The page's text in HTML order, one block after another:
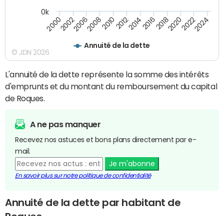
Annuité de la dette
200020022006200820102012201420162018202020222024
0k
© JDN 2026
L'annuité de la dette représente la somme des intérêts
d'emprunts et du montant du remboursement du capital
de Roques.
A ne pas manquer
Recevez nos astuces et bons plans directement par e-
mail.
Je m'abonne
En savoir plus sur notre politique de confidentialité
Annuité de la dette par habitant de